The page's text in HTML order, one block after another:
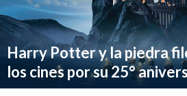
Harry Potter y la piedra
los cines por su 25°